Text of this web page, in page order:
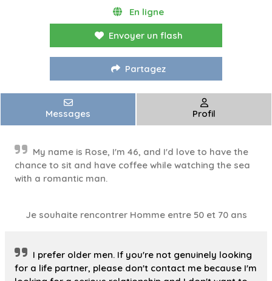
En ligne
Envoyer un flash
Partagez
Messages Profil
My name is Rose, I'm 46, and I'd love to have the
chance to sit and have coffee while watching the sea
with a romantic man.
Je souhaite rencontrer Homme entre 50 et 70 ans
I prefer older men. If you're not genuinely looking
for a life partner, please don't contact me because I'm